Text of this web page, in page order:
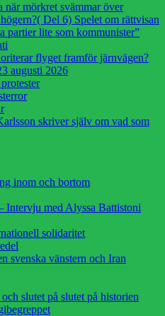
när mörkret svämmar över
Del 6) Spelet om rättvisan
partier lite som kommunister”
flyget framför järnvägen?
augusti 2026
skriver själv om vad som
inom och bortom
Intervju med Alyssa Battistoni
solidaritet
svenska vänstern och Iran
slutet på slutet på historien